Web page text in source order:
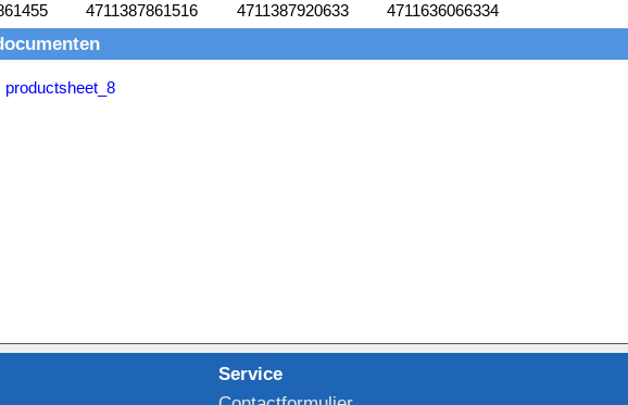
4711387861516 4711387920633 4711636066334
productsheet_8
Service